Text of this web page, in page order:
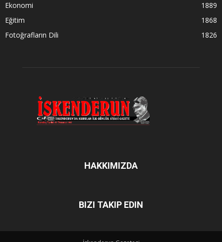
Ekonomi
1889
Eğitim
1868
Fotoğrafların Dili
1826
HAKKIMIZDA
BIZI TAKIP EDIN